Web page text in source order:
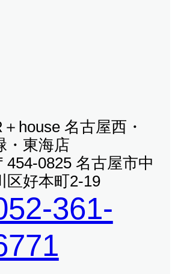
＋house 名古屋西・
・東海店
454-0825 名古屋市中
区好本町2-19
361-